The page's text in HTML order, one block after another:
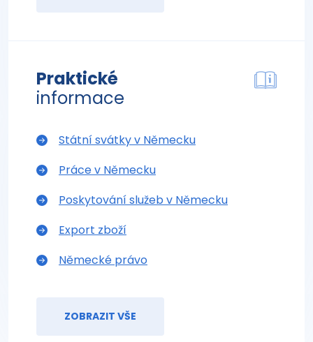
Praktické
informace
Státní svátky v Německu
Práce v Německu
Poskytování služeb v Německu
Export zboží
Německé právo
ZOBRAZIT VŠE